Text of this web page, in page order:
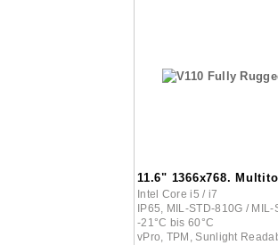
11.6" 1366x768.
Intel Core i5 / i7
IP65, MIL-STD-810G /
-21°C bis 60°C
vPro, TPM, Sunlight